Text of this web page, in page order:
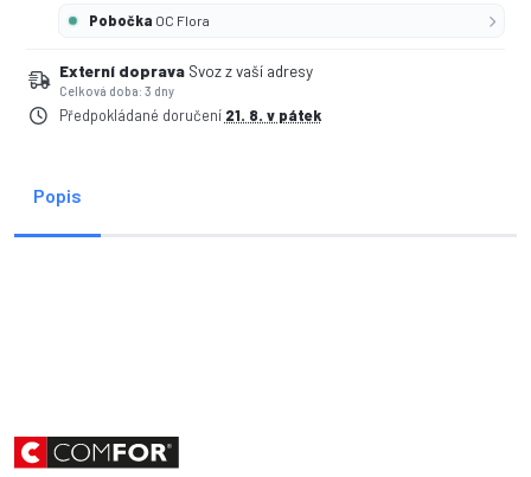
Pobočka OC Flora
Externí doprava Svoz z vaší adresy
Celková doba: 3 dny
Předpokládané doručení 21. 8. v pátek
Popis